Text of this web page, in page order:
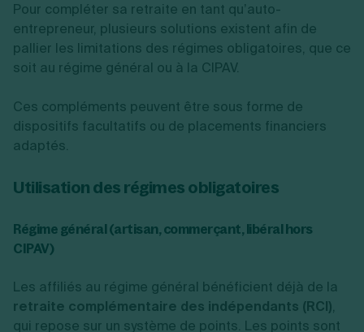
Pour compléter sa retraite en tant qu’auto-
entrepreneur, plusieurs solutions existent afin de
pallier les limitations des régimes obligatoires, que ce
soit au régime général ou à la CIPAV.
Ces compléments peuvent être sous forme de
dispositifs facultatifs ou de placements financiers
adaptés.
Utilisation des régimes obligatoires
Régime général (artisan, commerçant, libéral hors
CIPAV)
Les affiliés au régime général bénéficient déjà de la
retraite complémentaire des indépendants (RCI),
qui repose sur un système de points. Les points sont